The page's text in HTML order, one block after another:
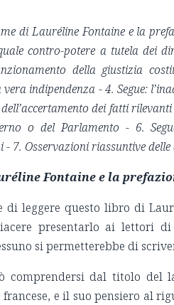
di Lauréline Fontaine e la
contro-potere a tutela dei
della giustizia
indipendenza - 4. Segue:
dell’accertamento dei fatti
o del Parlamento - 6.
7. Osservazioni riassuntive delle
Fontaine e la
di leggere questo libro di
presentarlo ai lettori
si permetterebbe di
comprendersi dal titolo del
e il suo pensiero al